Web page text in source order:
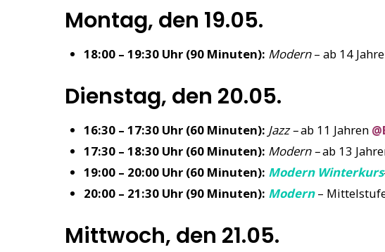
Montag, den 19.05.
18:00 – 19:30 Uhr (90 Minuten): Modern– ab 14
Dienstag, den 20.05.
16:30 – 17:30 Uhr (60 Minuten): Jazz –ab 11 Jahren
17:30 – 18:30 Uhr (60 Minuten): Modern –ab 13
19:00 – 20:00 Uhr (60 Minuten): Modern Winterkurs
20:00 – 21:30 Uhr (90 Minuten): Modern–
Mittwoch, den 21.05.